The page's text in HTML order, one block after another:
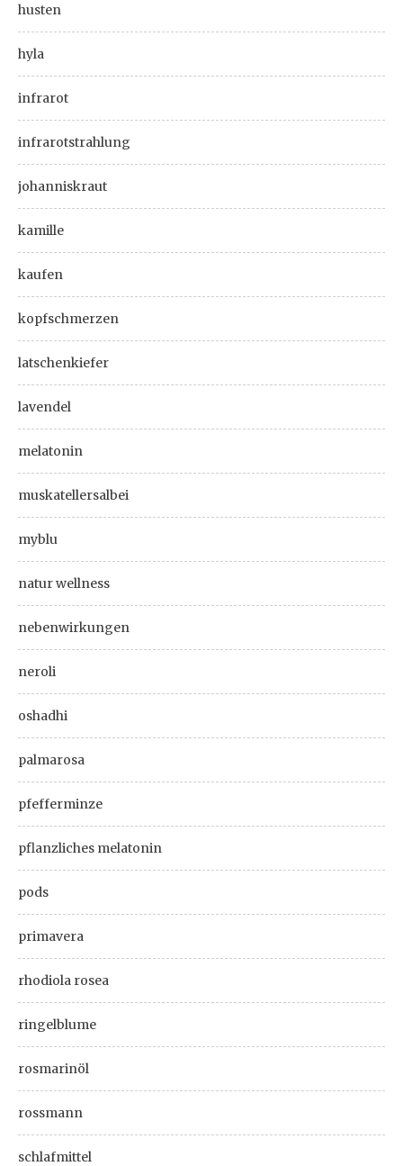
husten
hyla
infrarot
infrarotstrahlung
johanniskraut
kamille
kaufen
kopfschmerzen
latschenkiefer
lavendel
melatonin
muskatellersalbei
myblu
natur wellness
nebenwirkungen
neroli
oshadhi
palmarosa
pfefferminze
pflanzliches melatonin
pods
primavera
rhodiola rosea
ringelblume
rosmarinöl
rossmann
schlafmittel